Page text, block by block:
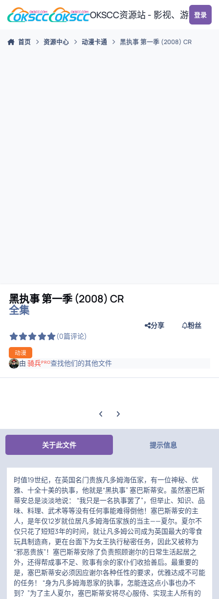
跳转到帖子
OKSCC资源站 - 影视、游戏、
登录
首页 资源中心 动漫卡通 黑执事 第一季 (2008) CR
黑执事 第一季 (2008) CR
全集
(0篇评论)
动漫
分享 粉丝
由骑兵ᴾᴿᴼ查找他们的其他文件
上一张轮播幻灯片
下一张轮播幻灯片
关于此文件 提示信息
时值19世纪，在英国名门贵族凡多姆海伍家，有一位神秘、优
雅、十全十美的执事，他就是“黑执事” 塞巴斯蒂安。虽然塞巴斯
蒂安总是淡淡地说： “我只是一名执事罢了”，但举止、知识、品
味、料理、武术等等没有任何事能难得倒他！塞巴斯蒂安的主
人，是年仅12岁就位居凡多姆海伍家族的当主——夏尔。夏尔不
仅只花了短短3年的时间，就让凡多姆公司成为英国最大的零食
玩具制造商，更在台面下为女王执行秘密任务，因此又被称为
“邪恶贵族”！塞巴斯蒂安除了负责照顾谢尔的日常生活起居之
外，还得帮成事不足、败事有余的家仆们收拾善后。最重要的
是，塞巴斯蒂安必须因应谢尔各种任性的要求，优雅达成不可能
的任务！ “身为凡多姆海恩家的执事，怎能连这点小事也办不
到？”为了主人夏尔，塞巴斯蒂安将尽心服侍、实现主人所有的